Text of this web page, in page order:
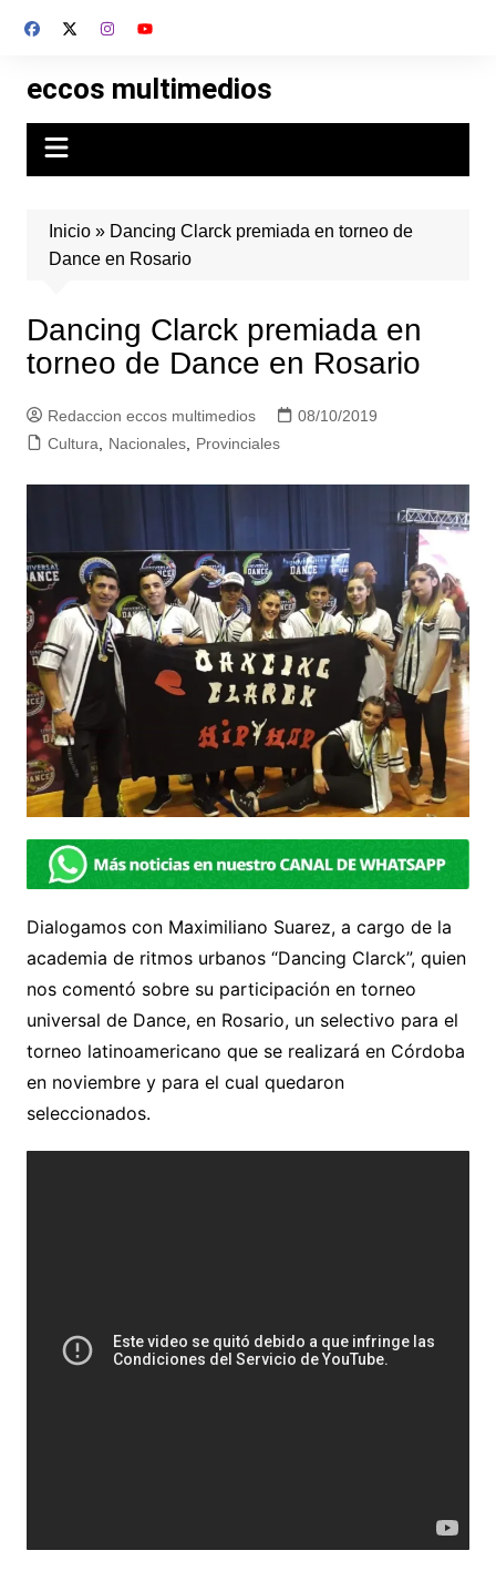
eccos multimedios
Inicio» Dancing Clarck premiada en torneo de
Dance en Rosario
Dancing Clarck premiada en
torneo de Dance en Rosario
Redaccion eccos multimedios
08/10/2019
Cultura
Nacionales, Provinciales
Dialogamos con Maximiliano Suarez, a cargo de la
academia de ritmos urbanos “Dancing Clarck”, quien
nos comentó sobre su participación en torneo
universal de Dance, en Rosario, un selectivo para el
torneo latinoamericano que se realizará en Córdoba
en noviembre y para el cual quedaron
seleccionados.